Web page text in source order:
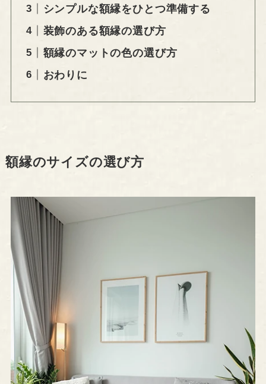
シンプルな額縁をひとつ準備する
装飾のある額縁の選び方
額縁のマットの色の選び方
おわりに
額縁のサイズの選び方